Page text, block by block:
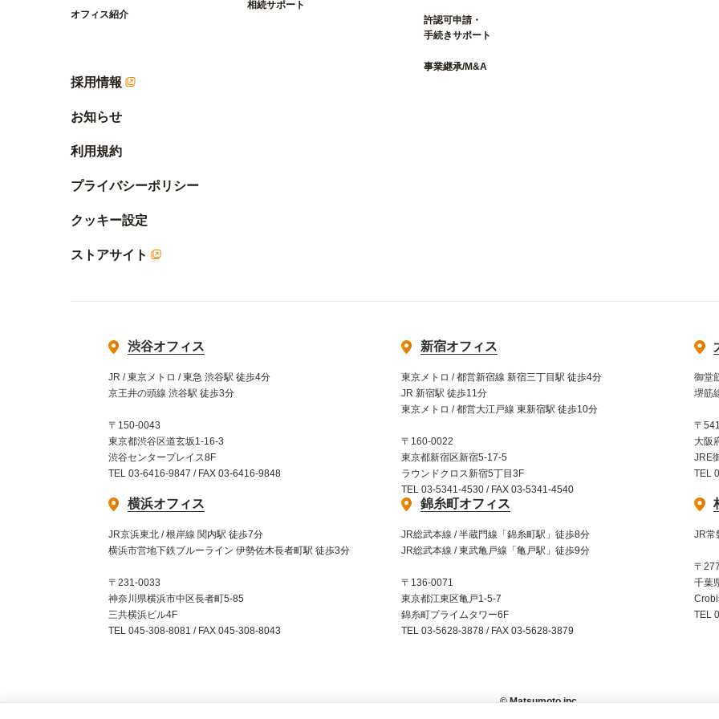
オフィス紹介
相続サポート
許認可申請・
手続きサポート
事業継承/M&A
採用情報
お知らせ
利用規約
プライバシーポリシー
クッキー設定
ストアサイト
渋谷オフィス
JR / 東京メトロ / 東急 渋谷駅 徒歩4分
京王井の頭線 渋谷駅 徒歩3分
〒150-0043
東京都渋谷区道玄坂1-16-3
渋谷センタープレイス8F
TEL 03-6416-9847 / FAX 03-6416-9848
新宿オフィス
東京メトロ / 都営新宿線 新宿三丁目駅 徒歩4分
JR 新宿駅 徒歩11分
東京メトロ / 都営大江戸線 東新宿駅 徒歩10分
〒160-0022
東京都新宿区新宿5-17-5
ラウンドクロス新宿5丁目3F
TEL 03-5341-4530 / FAX 03-5341-4540
御堂
堺筋
〒
大阪
JRE
TEL
横浜オフィス
JR京浜東北 / 根岸線 関内駅 徒歩7分
横浜市営地下鉄ブルーライン 伊勢佐木長者町駅 徒歩3分
〒231-0033
神奈川県横浜市中区長者町5-85
三共横浜ビル4F
TEL 045-308-8081 / FAX 045-308-8043
錦糸町オフィス
JR総武本線 / 半蔵門線「錦糸町駅」徒歩8分
JR総武本線 / 東武亀戸線「亀戸駅」徒歩9分
〒136-0071
東京都江東区亀戸1-5-7
錦糸町プライムタワー6F
TEL 03-5628-3878 / FAX 03-5628-3879
JR常
〒
千葉
TEL
© Matsumoto inc.